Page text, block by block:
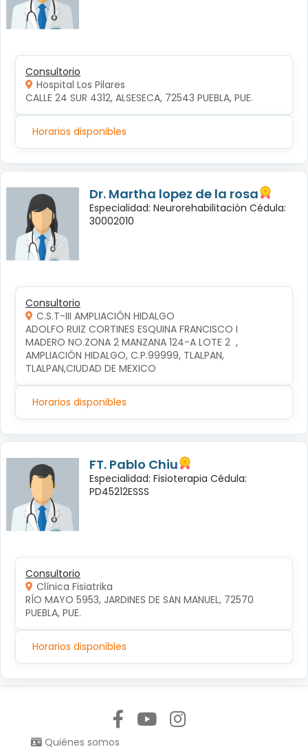
Consultorio
Hospital Los Pilares
CALLE 24 SUR 4312, ALSESECA, 72543 PUEBLA, PUE.
Horarios disponibles
Dr. Martha lopez de la rosa
Especialidad: Neurorehabilitación Cédula:
30002010
Consultorio
C.S.T-III AMPLIACIÓN HIDALGO
ADOLFO RUIZ CORTINES ESQUINA FRANCISCO I
MADERO NO.ZONA 2 MANZANA 124-A LOTE 2  ,
AMPLIACIÓN HIDALGO, C.P.99999, TLALPAN,
TLALPAN,CIUDAD DE MEXICO
Horarios disponibles
FT. Pablo Chiu
Especialidad: Fisioterapia Cédula:
PD45212ESSS
Consultorio
Clínica Fisiatrika
RÍO MAYO 5953, JARDINES DE SAN MANUEL, 72570
PUEBLA, PUE.
Horarios disponibles
Quiénes somos